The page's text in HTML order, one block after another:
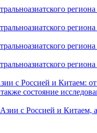
региона
с Россией и Китаем:
состояние
с Россией и Китаем,